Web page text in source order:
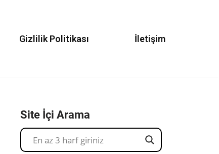
Gizlilik Politikası İletişim
Site İçi Arama